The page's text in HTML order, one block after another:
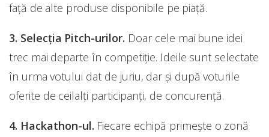
față de alte produse disponibile pe piață.
3. Selecția Pitch-urilor. Doar cele mai bune idei
trec mai departe în competiție. Ideile sunt selectate
în urma votului dat de juriu, dar și după voturile
oferite de ceilalți participanți, de concurență.
4. Hackathon-ul. Fiecare echipă primește o zonă